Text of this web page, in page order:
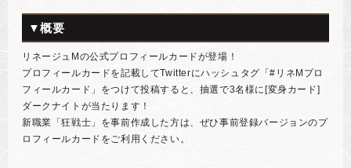
▼概要
リネージュMの公式プロフィールカードが登場！
プロフィールカードを記載してTwitterにハッシュタグ「#リネMプロ
フィールカード」をつけて投稿すると、抽選で3名様に[変身カード]
ダークナイトが当たります！
新職業「狂戦士」を事前作成した方は、ぜひ事前登録バージョンのプ
ロフィールカードをご利用ください。